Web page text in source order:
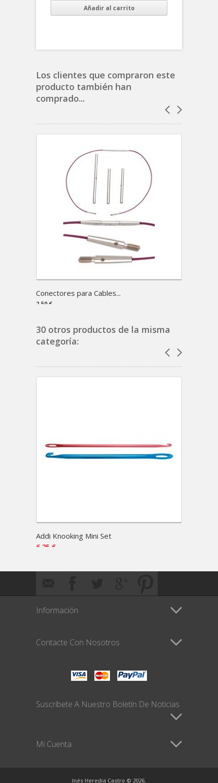
Añadir al carrito
Los clientes que compraron este
producto también han
comprado...
Conectores para Cables...
2,50 €
30 otros productos de la misma
categoría:
Addi Knooking Mini Set
6,25 €
Información
Contacte Con Nosotros
Suscríbete A Nuestro Boletín De Noticias
Mi Cuenta
Inés Heredia Castro © 2026.